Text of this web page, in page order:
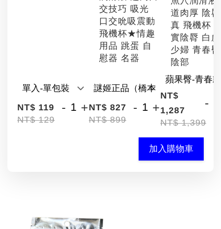
NT$ 119
NT$ 129
- +
交技巧 吸光
口交吮吸震動
飛機杯★情趣
用品 跳蛋 自
慰器 名器
NT$ 827
NT$ 899
- +
道肉厚 陰
真 飛機杯
實陰脣 白
少婦 青春臀
陰部
NT$
1,287
NT$ 1,399
-
加入購物車